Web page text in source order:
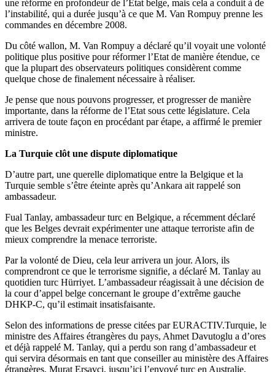
une réforme en profondeur de l’Etat belge, mais cela a conduit à de
l’instabilité, qui a durée jusqu’à ce que M. Van Rompuy prenne les
commandes en décembre 2008.
Du côté wallon, M. Van Rompuy a déclaré qu’il voyait une volonté
politique plus positive pour réformer l’Etat de manière étendue, ce
que la plupart des observateurs politiques considèrent comme
quelque chose de finalement nécessaire à réaliser.
Je pense que nous pouvons progresser, et progresser de manière
importante, dans la réforme de l’Etat sous cette législature. Cela
arrivera de toute façon en procédant par étape, a affirmé le premier
ministre.
La Turquie clôt une dispute diplomatique
D’autre part, une querelle diplomatique entre la Belgique et la
Turquie semble s’être éteinte après qu’Ankara ait rappelé son
ambassadeur.
Fual Tanlay, ambassadeur turc en Belgique, a récemment déclaré
que les Belges devrait expérimenter une attaque terroriste afin de
mieux comprendre la menace terroriste.
Par la volonté de Dieu, cela leur arrivera un jour. Alors, ils
comprendront ce que le terrorisme signifie, a déclaré M. Tanlay au
quotidien turc Hürriyet. L’ambassadeur réagissait à une décision de
la cour d’appel belge concernant le groupe d’extrême gauche
DHKP-C, qu’il estimait insatisfaisante.
Selon des informations de presse citées par EURACTIV.Turquie, le
ministre des Affaires étrangères du pays, Ahmet Davutoglu a d’ores
et déjà rappelé M. Tanlay, qui a perdu son rang d’ambassadeur et
qui servira désormais en tant que conseiller au ministère des Affaires
étrangères. Murat Ersavci, jusqu’ici l’envoyé turc en Australie,